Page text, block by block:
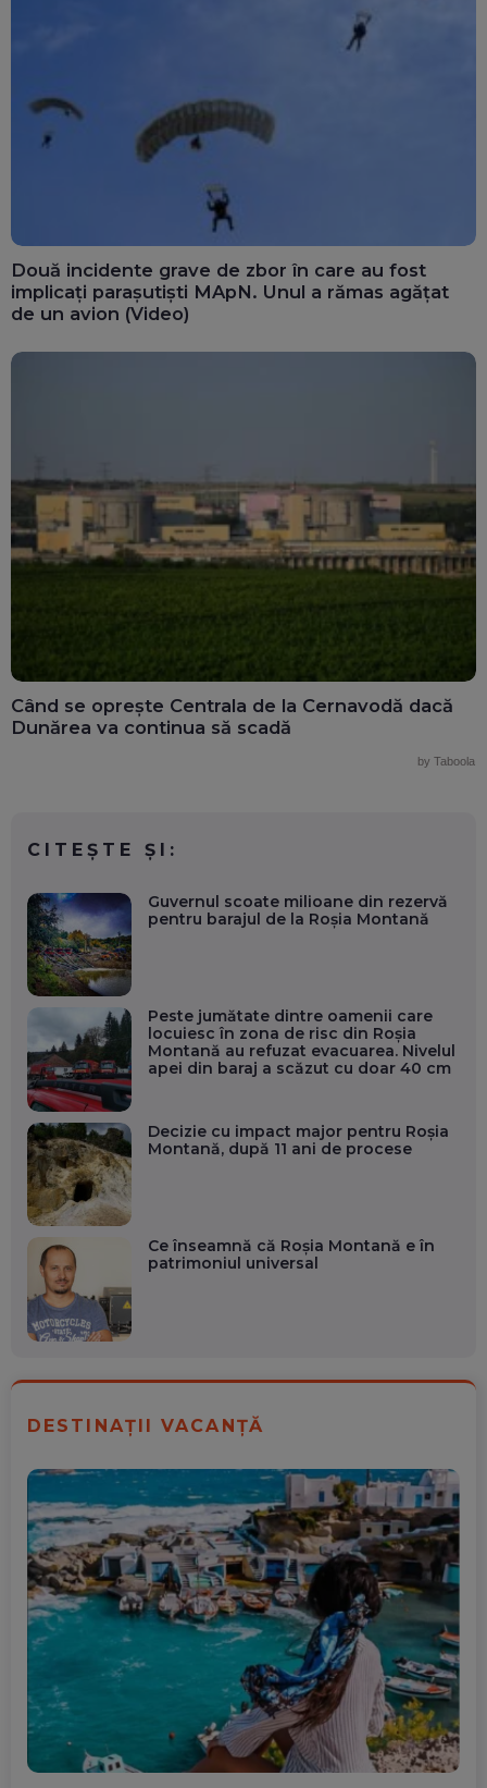
Două incidente grave de zbor în care au fost
implicați parașutiști MApN. Unul a rămas agățat
de un avion (Video)
Când se oprește Centrala de la Cernavodă dacă
Dunărea va continua să scadă
by Taboola
CITEȘTE ȘI:
Guvernul scoate milioane din rezervă
pentru barajul de la Roşia Montană
Peste jumătate dintre oamenii care
locuiesc în zona de risc din Roşia
Montană au refuzat evacuarea. Nivelul
apei din baraj a scăzut cu doar 40 cm
Decizie cu impact major pentru Roşia
Montană, după 11 ani de procese
Ce înseamnă că Roșia Montană e în
patrimoniul universal
DESTINAȚII VACANȚĂ